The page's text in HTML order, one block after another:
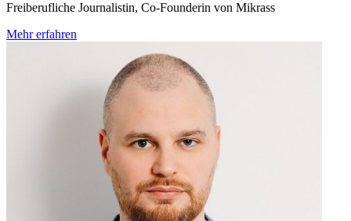
Freiberufliche Journalistin, Co-Founderin von Mikrass
Mehr erfahren